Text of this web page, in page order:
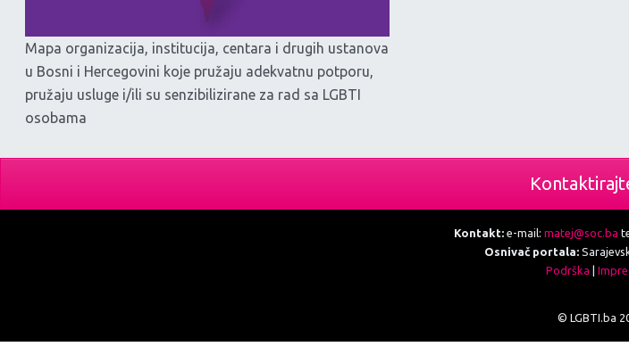
Mapa organizacija, institucija, centara i drugih ustanova
u Bosni i Hercegovini koje pružaju adekvatnu potporu,
pružaju usluge i/ili su senzibilizirane za rad sa LGBTI
osobama
Kontakt:e-mail: matej@soc.ba
Osnivač portala:
Podrška
© LGBTI.ba